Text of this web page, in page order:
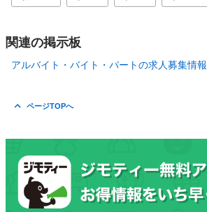
関連の掲示板
アルバイト・バイト・パートの求人募集情報
ページTOPへ